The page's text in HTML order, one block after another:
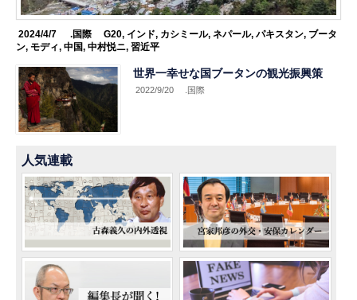
2024/4/7 .国際 G20, インド, カシミール, ネパール, パキスタン, ブータ
ン, モディ,中国,中村悦ニ,習近平
世界一幸せな国ブータンの観光振興策
2022/9/20 .国際
人気連載